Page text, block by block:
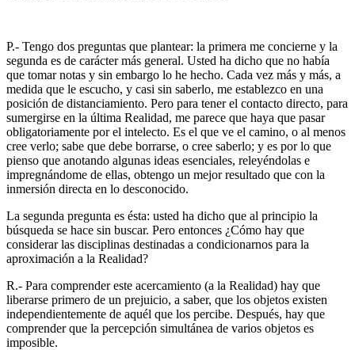
P.- Tengo dos preguntas que plantear: la primera me concierne y la
segunda es de carácter más general. Usted ha dicho que no había
que tomar notas y sin embargo lo he hecho. Cada vez más y más, a
medida que le escucho, y casi sin saberlo, me establezco en una
posición de distanciamiento. Pero para tener el contacto directo, para
sumergirse en la última Realidad, me parece que haya que pasar
obligatoriamente por el intelecto. Es el que ve el camino, o al menos
cree verlo; sabe que debe borrarse, o cree saberlo; y es por lo que
pienso que anotando algunas ideas esenciales, releyéndolas e
impregnándome de ellas, obtengo un mejor resultado que con la
inmersión directa en lo desconocido.
La segunda pregunta es ésta: usted ha dicho que al principio la
búsqueda se hace sin buscar. Pero entonces ¿Cómo hay que
considerar las disciplinas destinadas a condicionarnos para la
aproximación a la Realidad?
R.- Para comprender este acercamiento (a la Realidad) hay que
liberarse primero de un prejuicio, a saber, que los objetos existen
independientemente de aquél que los percibe. Después, hay que
comprender que la percepción simultánea de varios objetos es
imposible.